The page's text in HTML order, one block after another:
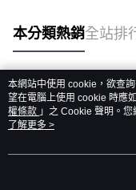
本分類熱銷全站排
熱門標籤
本網站中使用 cookie，欲查
望在電腦上使用 cookie 時應
權條款 」之 Cookie 聲明。
用條款之 Cookie 聲明使用
了解更多 >